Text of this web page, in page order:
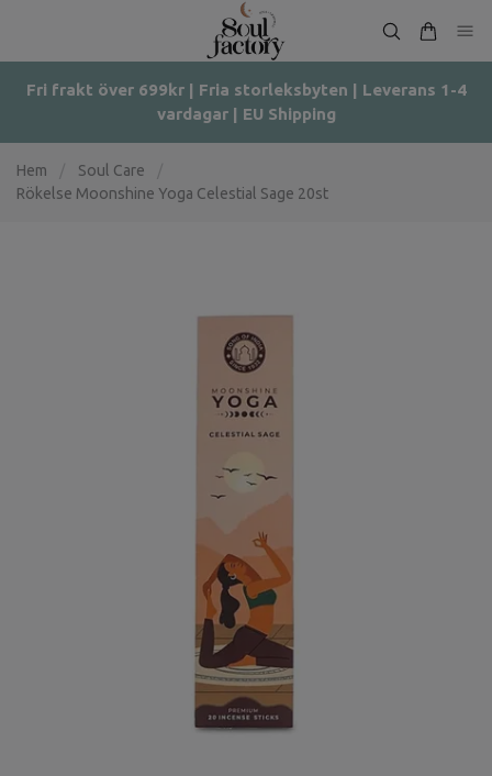
Fri frakt över 699kr | Fria storleksbyten | Leverans 1-4
vardagar | EU Shipping
Hem Soul Care
Rökelse Moonshine Yoga Celestial Sage 20st